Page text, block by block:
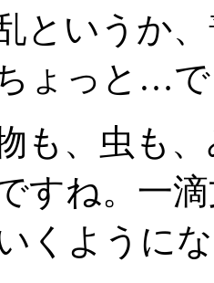
というか
ょっと…
も、虫も
すね。一
くように